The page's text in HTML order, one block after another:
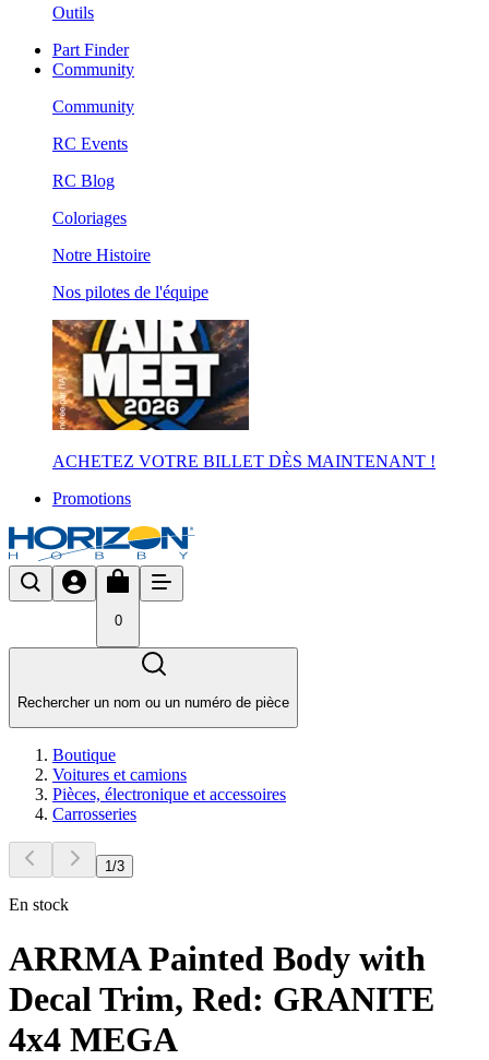
Outils
Part Finder
Community
Community
RC Events
RC Blog
Coloriages
Notre Histoire
Nos pilotes de l'équipe
ACHETEZ VOTRE BILLET DÈS MAINTENANT !
Promotions
0
Rechercher un nom ou un numéro de pièce
Boutique
Voitures et camions
Pièces, électronique et accessoires
Carrosseries
1/3
En stock
ARRMA Painted Body with
Decal Trim, Red: GRANITE
4x4 MEGA